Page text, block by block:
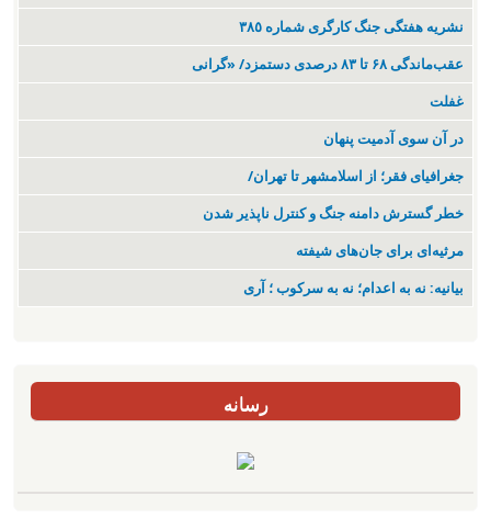
نشریە هفتگی جنگ کارگری شمارە ٣٨٥
عقب‌ماندگی ۶۸ تا ۸۳ درصدی دستمزد/ «گرانی
غفلت
در آن سوی آدمیت پنهان
جغرافیای فقر؛ از اسلامشهر تا تهران/
خطر گسترش دامنه جنگ و کنترل ناپذیر شدن
مرثیه‌ای برای جان‌های شیفته
بیانیه: نه به اعدام؛ نه به سرکوب ؛ آری
رسانه